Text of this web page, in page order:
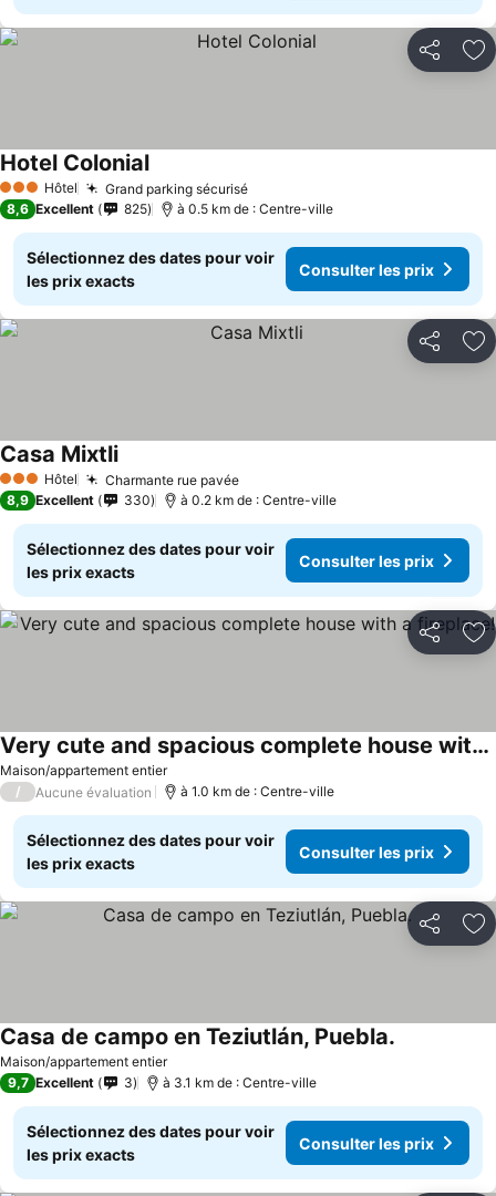
Partager
3 ÉtoilesHôtel Grand parking sécurisé
Hotel Colonial
8,6 Excellent 825 à 0.5 km de : Centre-ville
Sélectionnez des dates pour voir
les prix exacts
Consulter les prix
Partager
3 ÉtoilesHôtel Charmante rue pavée
Casa Mixtli
8,9 Excellent 330 à 0.2 km de : Centre-ville
Sélectionnez des dates pour voir
les prix exacts
Consulter les prix
Partager
Maison/appartement entier
Very cute and spacious complete house with a fireplace!
/ Aucune évaluation à 1.0 km de : Centre-ville
Sélectionnez des dates pour voir
les prix exacts
Consulter les prix
Partager
Maison/appartement entier
Casa de campo en Teziutlán, Puebla.
9,7 Excellent 3 à 3.1 km de : Centre-ville
Sélectionnez des dates pour voir
les prix exacts
Consulter les prix